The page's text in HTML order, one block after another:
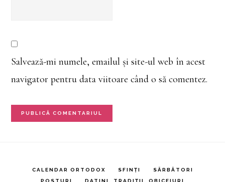
Salvează-mi numele, emailul și site-ul web în acest
navigator pentru data viitoare când o să comentez.
CALENDAR ORTODOX SFINȚI
SĂRBĂTORI
POSTURI
DATINI, TRADIȚII, OBICEIURI